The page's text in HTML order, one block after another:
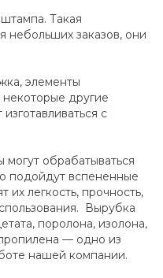
Такая
небольших заказов, они
элементы
другие
с
обрабатываться
подойдут вспененные
легкость, прочность,
Вырубка
поролона, изолона,
— одно из
нашей компании.